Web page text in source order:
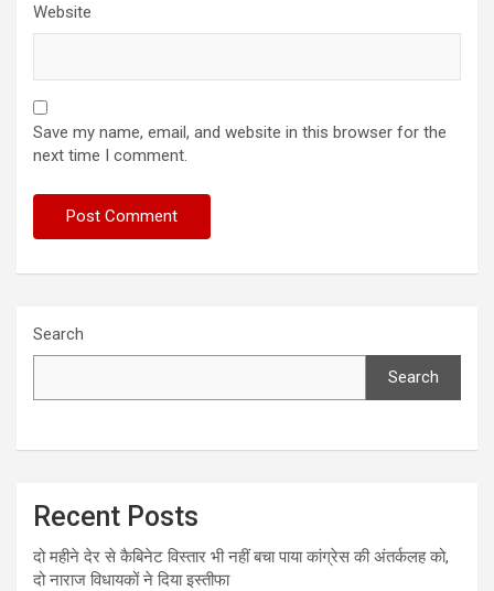
Website
Save my name, email, and website in this browser for the
next time I comment.
Search
Search
Recent Posts
दो महीने देर से कैबिनेट विस्तार भी नहीं बचा पाया कांग्रेस की अंतर्कलह को,
दो नाराज विधायकों ने दिया इस्तीफा